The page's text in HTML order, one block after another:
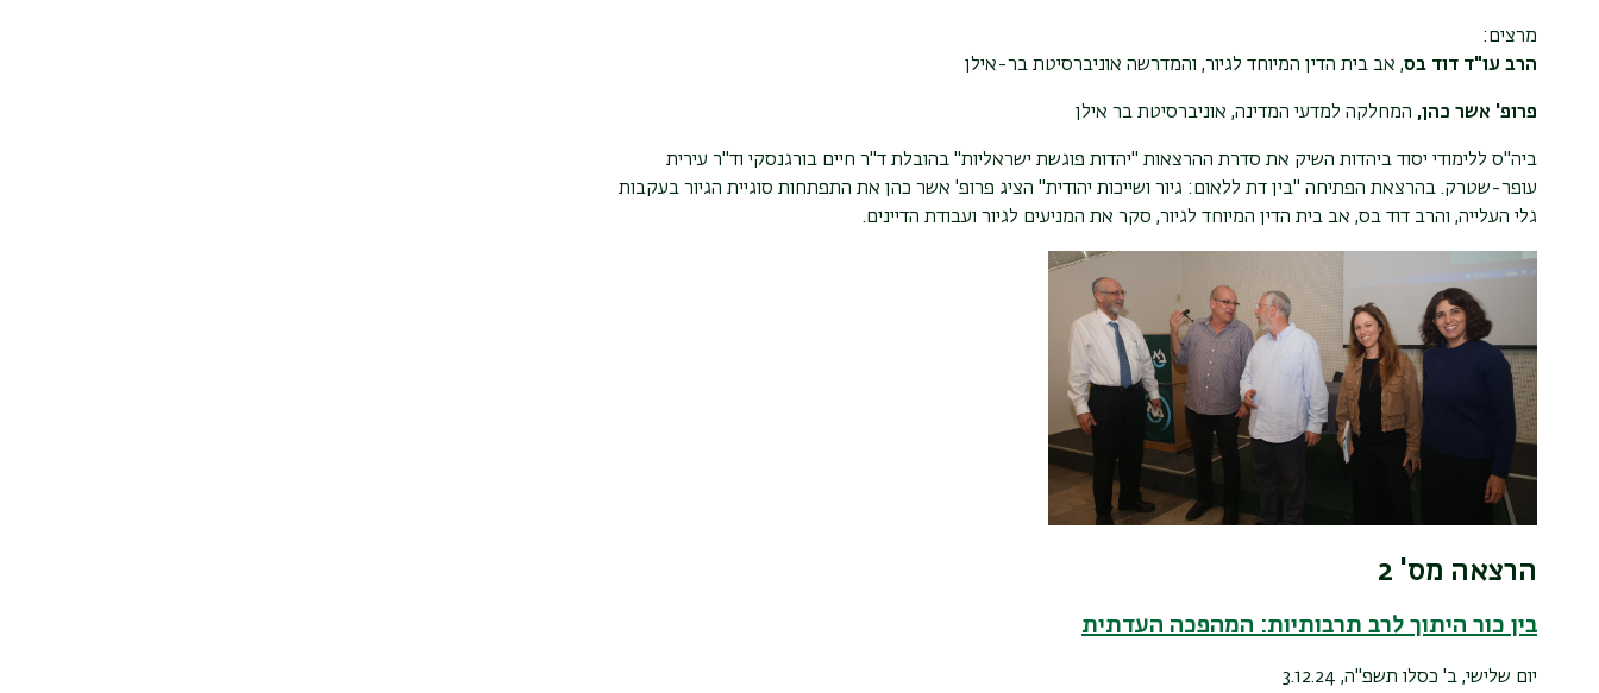
מרצים:
הרב עו"ד דוד בס, אב בית הדין המיוחד לגיור, והמדרשה אוניברסיטת בר-אילן
פרופ' אשר כהן, המחלקה למדעי המדינה, אוניברסיטת בר אילן
ביה"ס ללימודי יסוד ביהדות השיק את סדרת ההרצאות "יהדות פוגשת ישראליות" בהובלת ד"ר חיים בורגנסקי וד"ר עירית
עופר-שטרק. בהרצאת הפתיחה "בין דת ללאום: גיור ושייכות יהודית" הציג פרופ' אשר כהן את התפתחות סוגיית הגיור בעקבות
גלי העלייה, והרב דוד בס, אב בית הדין המיוחד לגיור, סקר את המניעים לגיור ועבודת הדיינים.
הרצאה מס' 2
בין כור היתוך לרב תרבותיות: המהפכה העדתית
יום שלישי, ב' כסלו תשפ"ה, 3.12.24